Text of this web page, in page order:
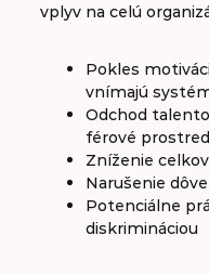
vplyv na celú
Pokles
vnímajú
Odchod
férové
Zníženie
Narušenie
Potenciálne
diskrimináciou